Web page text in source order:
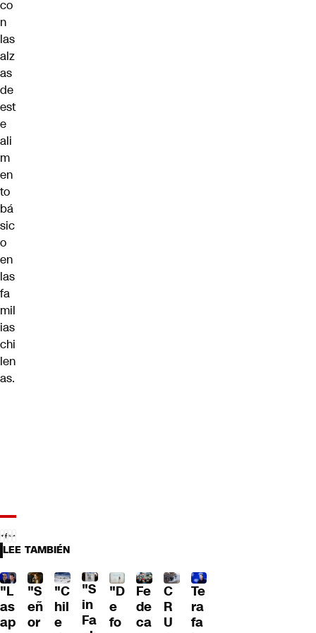
co
n
las
alz
as
de
est
e
ali
m
en
to
bá
sic
o
en
las
fa
mil
ias
chi
len
as.
LEE TAMBIÉN
"L
as
ap
"S
eñ
or
"C
hil
e
"S
in
Fa
"D
e
fo
Fe
de
ca
C
R
U
Te
ra
fa